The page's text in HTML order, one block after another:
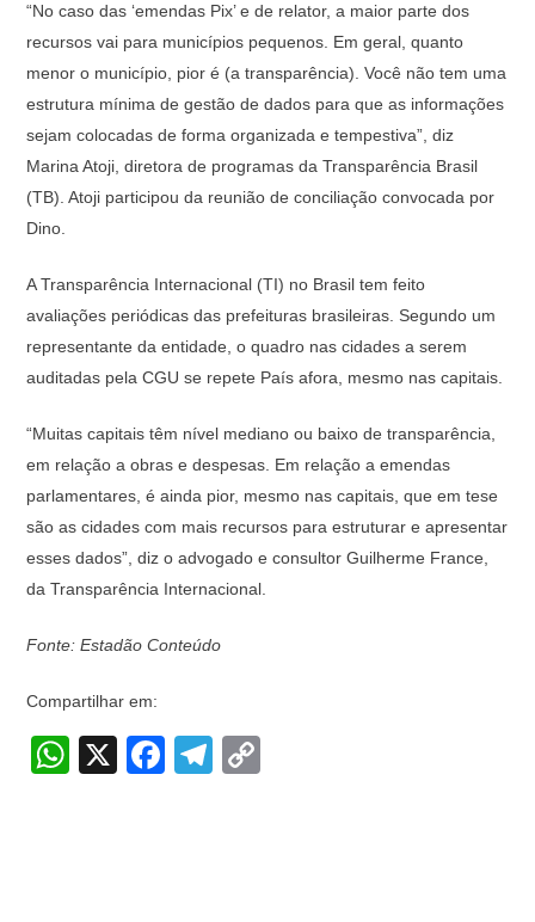
“No caso das ‘emendas Pix’ e de relator, a maior parte dos
recursos vai para municípios pequenos. Em geral, quanto
menor o município, pior é (a transparência). Você não tem uma
estrutura mínima de gestão de dados para que as informações
sejam colocadas de forma organizada e tempestiva”, diz
Marina Atoji, diretora de programas da Transparência Brasil
(TB). Atoji participou da reunião de conciliação convocada por
Dino.
A Transparência Internacional (TI) no Brasil tem feito
avaliações periódicas das prefeituras brasileiras. Segundo um
representante da entidade, o quadro nas cidades a serem
auditadas pela CGU se repete País afora, mesmo nas capitais.
“Muitas capitais têm nível mediano ou baixo de transparência,
em relação a obras e despesas. Em relação a emendas
parlamentares, é ainda pior, mesmo nas capitais, que em tese
são as cidades com mais recursos para estruturar e apresentar
esses dados”, diz o advogado e consultor Guilherme France,
da Transparência Internacional.
Fonte: Estadão Conteúdo
Compartilhar em:
W
X
F
T